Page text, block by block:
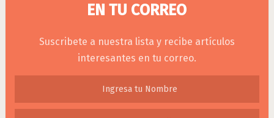
EN TU CORREO
Suscribete a nuestra lista y recibe artículos
interesantes en tu correo.